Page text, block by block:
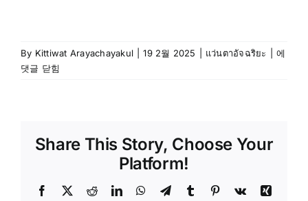
By Kittiwat Arayachayakul 19 2월 2025 แว่นตาอัจฉริยะ
รีวิว
에
댓글 닫힘
Share This Story, Choose Your
Platform!
Facebook
X RedditLinkedInWhatsApp
TelegramTumblr Pinterest
Vk
Xing